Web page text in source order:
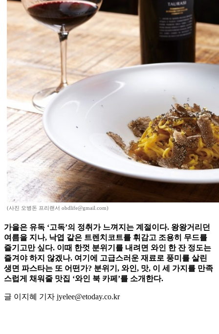
(사진 오병돈 프리랜서 obdlife@gmail.com)
가을은 유독 ‘고독’의 정취가 느껴지는 계절이다. 왕왕거리던
여름을 지나, 낙엽 같은 트렌치코트를 휘감고 조용히 무드를
즐기고만 싶다. 이때 한껏 분위기를 내려면 와인 한 잔 정도는
즐겨야 하지 않겠나. 여기에 고급스러운 재료로 풍미를 살린
생면 파스타는 또 어떤가? 분위기, 와인, 맛, 이 세 가지를 만족
스럽게 채워줄 맛집 ‘와인 북 카페’를 소개한다.
글 이지혜 기자 jyelee@etoday.co.kr